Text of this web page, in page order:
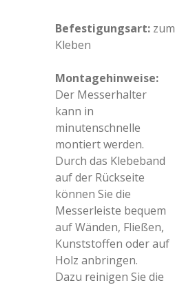
Befestigungsart: zum
Kleben
Montagehinweise:
Der Messerhalter
kann in
minutenschnelle
montiert werden.
Durch das Klebeband
auf der Rückseite
können Sie die
Messerleiste bequem
auf Wänden, Fließen,
Kunststoffen oder auf
Holz anbringen.
Dazu reinigen Sie die